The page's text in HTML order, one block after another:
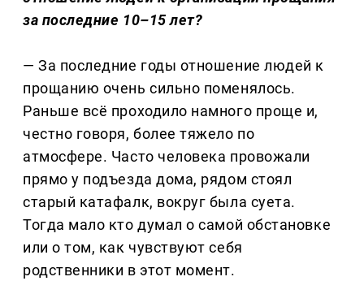
за последние 10–15 лет?
— За последние годы отношение людей к
прощанию очень сильно поменялось.
Раньше всё проходило намного проще и,
честно говоря, более тяжело по
атмосфере. Часто человека провожали
прямо у подъезда дома, рядом стоял
старый катафалк, вокруг была суета.
Тогда мало кто думал о самой обстановке
или о том, как чувствуют себя
родственники в этот момент.